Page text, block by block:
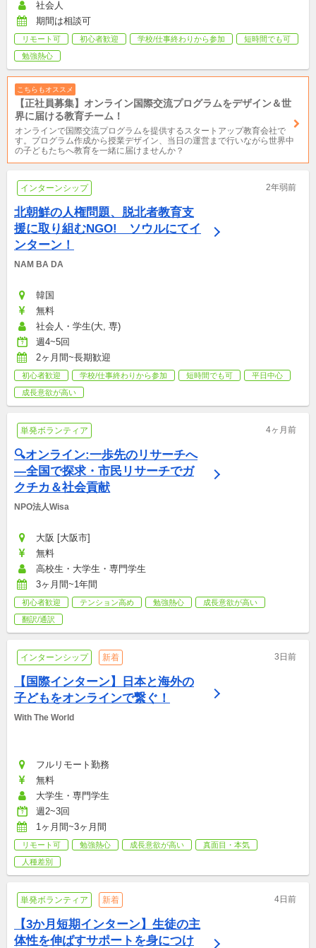
社会人
期間は相談可
リモート可 初心者歓迎 学校/仕事終わりから参加
短時間でも可
勉強熱心
こちらもオススメ
【正社員募集】オンライン国際交流プログラムをデザイン＆世
界に届ける教育チーム！
オンラインで国際交流プログラムを提供するスタートアップ教育会社で
す。プログラム作成から授業デザイン、当日の運営まで行いながら世界中
の子どもたちへ教育を一緒に届けませんか？
インターンシップ 2年弱前
北朝鮮の人権問題、脱北者教育支
援に取り組むNGO!　ソウルにてイ
ンターン！
NAM BA DA
韓国
無料
社会人・学生(大, 専)
週4~5回
2ヶ月間~長期歓迎
初心者歓迎 学校/仕事終わりから参加 短時間でも可
平日中心
成長意欲が高い
単発ボランティア 4ヶ月前
🔍オンライン:一歩先のリサーチへ
―全国で探求・市民リサーチでガ
クチカ＆社会貢献
NPO法人Wisa
大阪 [大阪市]
無料
高校生・大学生・専門学生
3ヶ月間~1年間
初心者歓迎 テンション高め 勉強熱心
成長意欲が高い
翻訳/通訳
インターンシップ 新着 3日前
【国際インターン】日本と海外の
子どもをオンラインで繋ぐ！
With The World
フルリモート勤務
無料
大学生・専門学生
週2~3回
1ヶ月間~3ヶ月間
リモート可 勉強熱心 成長意欲が高い
真面目・本気
人種差別
単発ボランティア 新着 4日前
【3か月短期インターン】生徒の主
体性を伸ばすサポートを身につけ